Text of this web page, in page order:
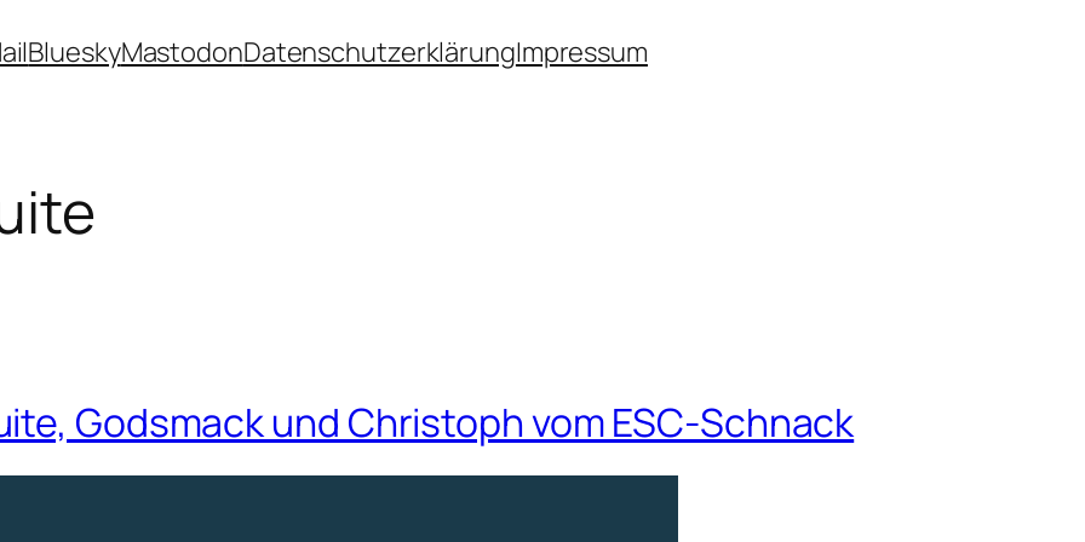
BlueskyMastodonDatenschutzerklärungImpressum
Godsmack und Christoph vom ESC-Schnack